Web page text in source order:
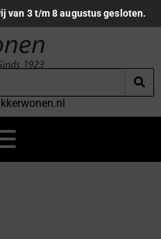
van 3 t/m 8 augustus gesloten.